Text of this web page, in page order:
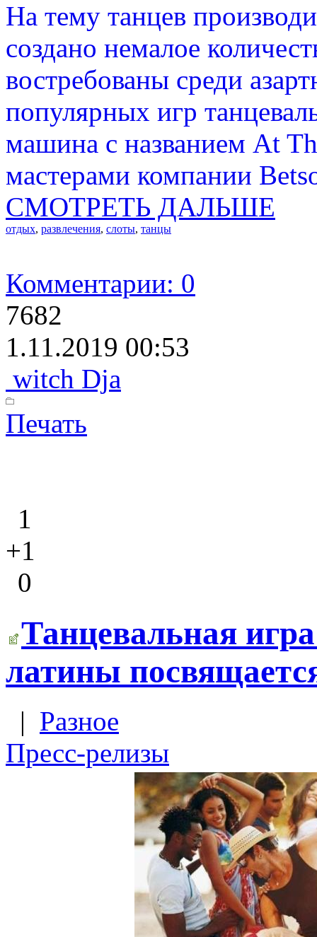
На тему танцев
создано немалое
востребованы среди
популярных игр
машина с названием At
мастерами компании
СМОТРЕТЬ ДАЛЬШЕ
отдых, развлечения, слоты, танцы
Комментарии: 0
7682
1.11.2019 00:53
witch Dja
Печать
1
+1
0
Танцевальная
латины
| Разное
Пресс-релизы